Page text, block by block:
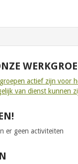
actief zijn voor
van dienst kunnen
er geen activiteiten